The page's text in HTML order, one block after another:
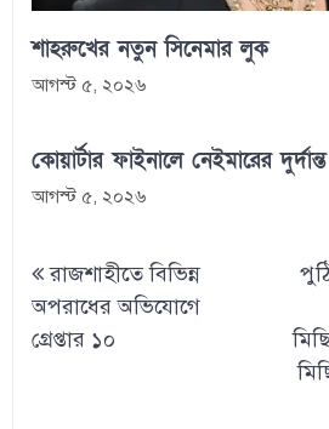
শাহরুখের নতুন সিনেমার লুক
আগস্ট ৫, ২০২৬
কোয়ার্টার ফাইনালে নেইমারের
আগস্ট ৫, ২০২৬
navigation
রাজশাহীতে বিভিন্ন
অপরাধের অভিযোগে
গ্রেপ্তার ১০